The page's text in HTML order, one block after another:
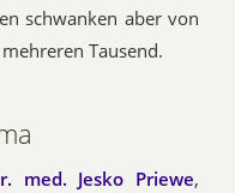
schwanken aber von
Tausend.
med. Jesko Priewe,